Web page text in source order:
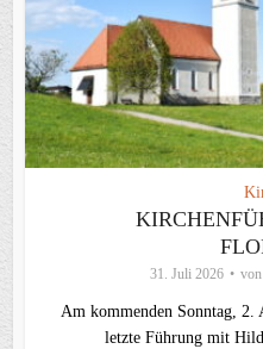
31. Juli 2026 von
Am kommenden Sonntag,
letzte Führung mit